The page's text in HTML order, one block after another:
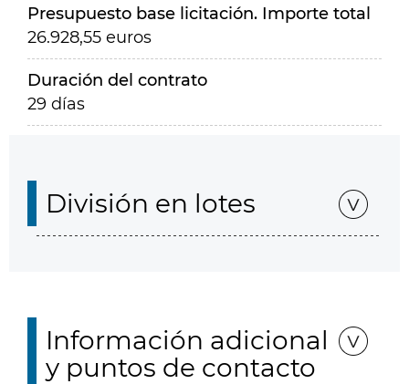
Presupuesto base licitación. Importe total
26.928,55 euros
Duración del contrato
29 días
División en lotes
Información adicional
y puntos de contacto